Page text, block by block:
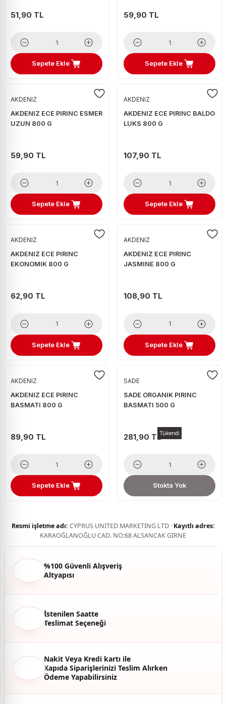
51,90 TL
Sepete Ekle
59,90 TL
Sepete Ekle
AKDENIZ
AKDENIZ ECE PIRINC ESMER
UZUN 800 G
59,90 TL
Sepete Ekle
AKDENIZ
AKDENIZ ECE PIRINC BALDO
LUKS 800 G
107,90 TL
Sepete Ekle
AKDENIZ
AKDENIZ ECE PIRINC
EKONOMIK 800 G
62,90 TL
Sepete Ekle
AKDENIZ
AKDENIZ ECE PIRINC
JASMINE 800 G
108,90 TL
Sepete Ekle
AKDENIZ
AKDENIZ ECE PIRINC
BASMATI 800 G
89,90 TL
Sepete Ekle
Tükendi
SADE
SADE ORGANIK PIRINC
BASMATI 500 G
281,90 TL
Stokta Yok
Resmi işletme adı: CYPRUS UNITED MARKETING LTD · Kayıtlı adres:
KARAOĞLANOĞLU CAD. NO:68 ALSANCAK GİRNE
%100 Güvenli Alışveriş
Altyapısı
İstenilen Saatte
Teslimat Seçeneği
Nakit Veya Kredi kartı ile
Kapıda Siparişlerinizi Teslim Alırken
Ödeme Yapabilirsiniz